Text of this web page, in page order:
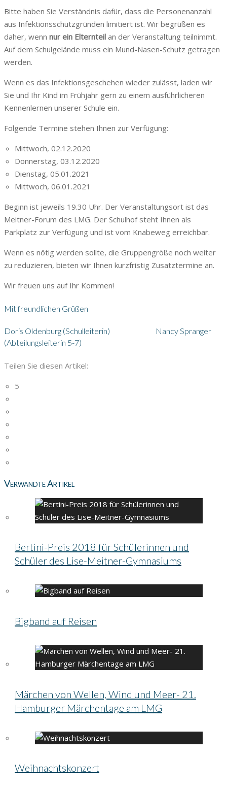
Bitte haben Sie Verständnis dafür, dass die Personenanzahl
aus Infektionsschutzgründen limitiert ist. Wir begrüßen es
daher, wenn nur ein Elternteil an der Veranstaltung teilnimmt.
Auf dem Schulgelände muss ein Mund-Nasen-Schutz getragen
werden.
Wenn es das Infektionsgeschehen wieder zulässt, laden wir
Sie und Ihr Kind im Frühjahr gern zu einem ausführlicheren
Kennenlernen unserer Schule ein.
Folgende Termine stehen Ihnen zur Verfügung:
Mittwoch, 02.12.2020
Donnerstag, 03.12.2020
Dienstag, 05.01.2021
Mittwoch, 06.01.2021
Beginn ist jeweils 19.30 Uhr. Der Veranstaltungsort ist das
Meitner-Forum des LMG. Der Schulhof steht Ihnen als
Parkplatz zur Verfügung und ist vom Knabeweg erreichbar.
Wenn es nötig werden sollte, die Gruppengröße noch weiter
zu reduzieren, bieten wir Ihnen kurzfristig Zusatztermine an.
Wir freuen uns auf Ihr Kommen!
Mit freundlichen Grüßen
Doris Oldenburg (Schulleiterin) Nancy Spranger
(Abteilungsleiterin 5-7)
Teilen Sie diesen Artikel:
5
Verwandte Artikel
Bertini-Preis 2018 für Schülerinnen und
Schüler des Lise-Meitner-Gymnasiums
Bigband auf Reisen
Märchen von Wellen, Wind und Meer- 21.
Hamburger Märchentage am LMG
Weihnachtskonzert